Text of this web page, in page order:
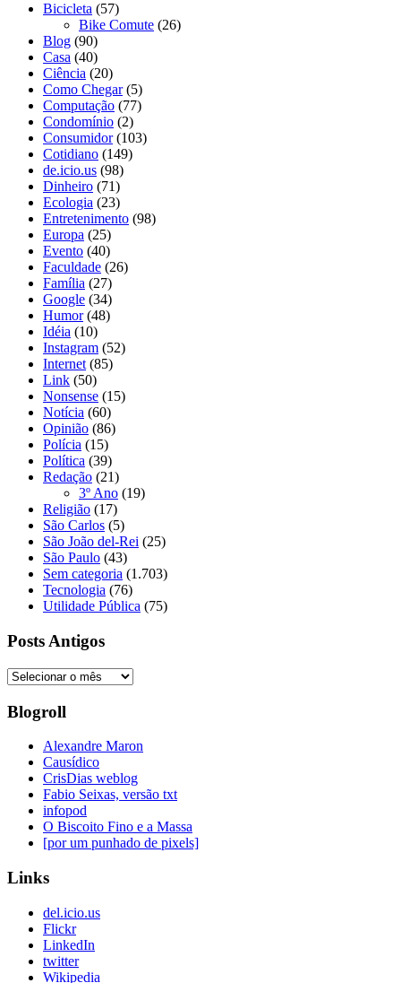
Bicicleta (57)
Bike Comute (26)
Blog (90)
Casa (40)
Ciência (20)
Como Chegar(5)
Computação (77)
Condomínio (2)
Consumidor(103)
Cotidiano (149)
de.icio.us (98)
Dinheiro (71)
Ecologia (23)
Entretenimento (98)
Europa (25)
Evento (40)
Faculdade (26)
Família (27)
Google (34)
Humor(48)
Idéia (10)
Instagram (52)
Internet (85)
Link (50)
Nonsense (15)
Notícia (60)
Opinião (86)
Polícia (15)
Política (39)
Redação (21)
3º Ano (19)
Religião (17)
São Carlos (5)
São João del-Rei (25)
São Paulo (43)
Sem categoria (1.703)
Tecnologia (76)
Utilidade Pública (75)
Posts Antigos
Posts
Blogroll
Alexandre Maron
Causídico
CrisDias weblog
Fabio Seixas, versão txt
infopod
O Biscoito Fino e a Massa
[por um punhado de pixels]
Links
del.icio.us
Flickr
LinkedIn
twitter
Wikipedia